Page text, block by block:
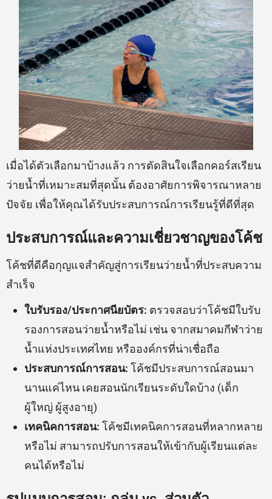
เมื่อได้ตัวเลือกมาบ้างแล้ว การตัดสินใจเลือกคอร์สเรียน
ว่ายน้ำที่เหมาะสมที่สุดนั้น ต้องอาศัยการพิจารณาหลาย
ปัจจัย เพื่อให้คุณได้รับประสบการณ์การเรียนรู้ที่ดีที่สุด
ประสบการณ์และความเชี่ยวชาญของโค้ช
โค้ชที่ดีคือกุญแจสำคัญสู่การเรียนว่ายน้ำที่ประสบความ
สำเร็จ
ใบรับรอง/ประกาศนียบัตร: ตรวจสอบว่าโค้ชมีใบรับ
รองการสอนว่ายน้ำหรือไม่ เช่น จากสมาคมกีฬาว่าย
น้ำแห่งประเทศไทย หรือองค์กรที่น่าเชื่อถือ
ประสบการณ์การสอน: โค้ชมีประสบการณ์สอนมา
นานแค่ไหน เคยสอนนักเรียนระดับใดบ้าง (เด็ก
ผู้ใหญ่ ผู้สูงอายุ)
เทคนิคการสอน: โค้ชมีเทคนิคการสอนที่หลากหลาย
หรือไม่ สามารถปรับการสอนให้เข้ากับผู้เรียนแต่ละ
คนได้หรือไม่